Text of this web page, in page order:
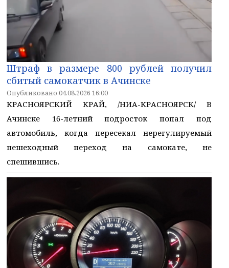
Штраф в размере 800 рублей получил
сбитый самокатчик в Ачинске
Опубликовано 04.08.2026 16:00
КРАСНОЯРСКИЙ КРАЙ, /НИА-КРАСНОЯРСК/ В
Ачинске 16-летний подросток попал под
автомобиль, когда пересекал нерегулируемый
пешеходный переход на самокате, не
спешившись.